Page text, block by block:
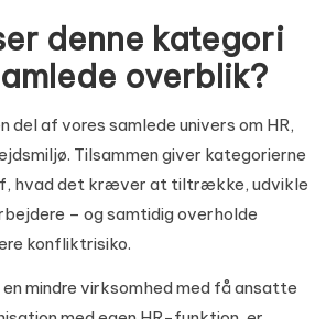
denne kategori
overblik?
del af vores samlede univers om HR,
. Tilsammen giver kategorierne
hvad det kræver at tiltrække, udvikle
– og samtidig overholde
konfliktrisiko.
mindre virksomhed med få ansatte